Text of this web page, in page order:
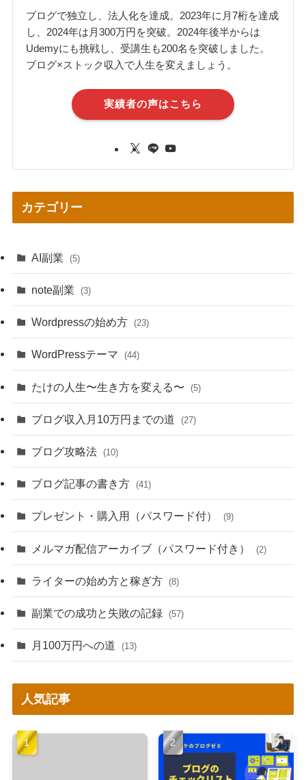
ブログで独立し、法人化を達成。2023年に月7桁を達成
し、2024年は月300万円を突破。2024年後半からは
Udemyにも挑戦し、受講生も200名を突破しました。
ブログ×ストック収入で人生を変えましょう。
実績者の声はこちら
カテゴリー
AI副業 (5)
note副業 (3)
Wordpressの始め方 (23)
WordPressテーマ (44)
たけの人生〜生き方を変える〜 (5)
ブログ収入月10万円までの道 (27)
ブログ攻略法 (10)
ブログ記事の書き方 (41)
プレゼント・購入用（パスワード付） (9)
メルマガ配信アーカイブ（パスワード付き） (2)
ライターの始め方と稼ぎ方 (8)
副業での成功と失敗の記録 (57)
月100万円への道 (13)
人気記事